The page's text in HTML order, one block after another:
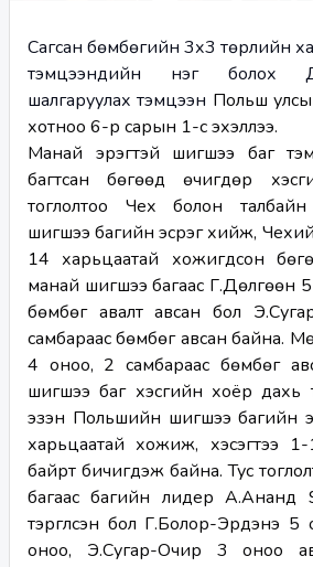
Сагсан бөмбөгийн 3х3 төрлийн
тэмцээнүүдийн нэг болох
шалгаруулах тэмцээн Польш
хотноо 6-р сарын 1-с эхэллээ.
Манай эрэгтэй шигшээ баг
багтсан бөгөөд өчигдөр
тоглолтоо Чех болон
шигшээ багийн эсрэг хийж,
14 харьцаатай хожигдсон
манай шигшээ багаас Г.Дөлгөөн
бөмбөг авалт авсан бол
самбараас бөмбөг авсан байна.
4 оноо, 2 самбараас бөмбөг
шигшээ баг хэсгийн хоёр дахь
эзэн Польшийн шигшээ багийн
харьцаатай хожиж, хэсэгтээ
байрт бичигдэж байна. Тус
багаас багийн лидер А.Ананд
тэргүүлсэн бол Г.Болор-Эрдэнэ
оноо, Э.Сугар-Очир 3 оноо